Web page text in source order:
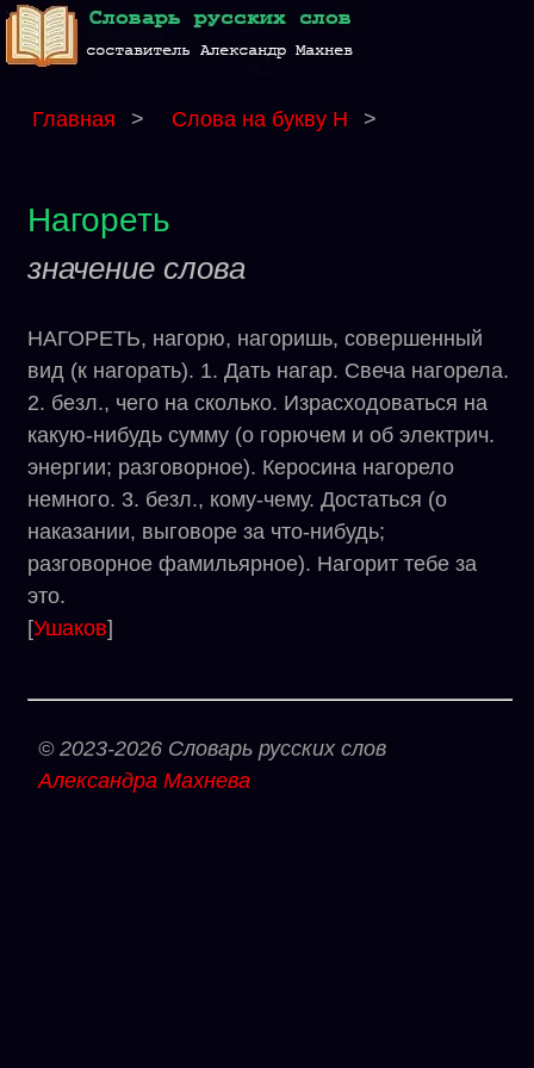
Главная > Слова на букву Н >
Нагореть
значение слова
НАГОРЕТЬ, нагорю, нагоришь, совершенный
вид (к нагорать). 1. Дать нагар. Свеча нагорела.
2. безл., чего на сколько. Израсходоваться на
какую-нибудь сумму (о горючем и об электрич.
энергии; разговорное). Керосина нагорело
немного. 3. безл., кому-чему. Достаться (о
наказании, выговоре за что-нибудь;
разговорное фамильярное). Нагорит тебе за
это.
[Ушаков]
© 2023-2026 Словарь русских слов
Александра Махнева